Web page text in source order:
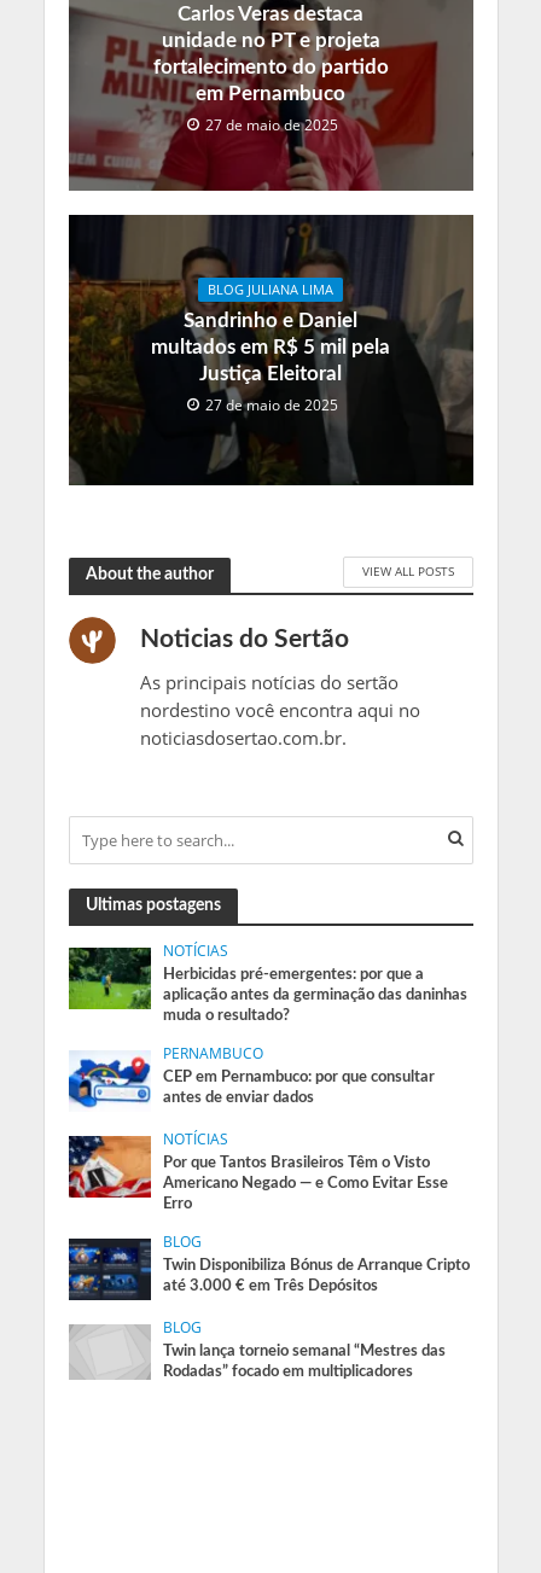
Carlos Veras destaca
unidade no PT e projeta
fortalecimento do partido
em Pernambuco
27 de maio de 2025
BLOG JULIANA LIMA
Sandrinho e Daniel
multados em R$ 5 mil pela
Justiça Eleitoral
27 de maio de 2025
About the author VIEW ALL POSTS
Noticias do Sertão
As principais notícias do sertão
nordestino você encontra aqui no
noticiasdosertao.com.br.
Ultimas postagens
NOTÍCIAS
Herbicidas pré-emergentes: por que a
aplicação antes da germinação das daninhas
muda o resultado?
PERNAMBUCO
CEP em Pernambuco: por que consultar
antes de enviar dados
NOTÍCIAS
Por que Tantos Brasileiros Têm o Visto
Americano Negado — e Como Evitar Esse
Erro
BLOG
Twin Disponibiliza Bónus de Arranque Cripto
até 3.000 € em Três Depósitos
BLOG
Twin lança torneio semanal “Mestres das
Rodadas” focado em multiplicadores